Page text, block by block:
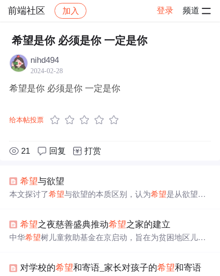
前端社区 加入 登录 频道
社区 前端社区 感慨 帖子详情
希望是你 必须是你 一定是你
nihd494
2024-02-28
希望是你 必须是你 一定是你
给本帖投票
21 回复 打赏
希望与欲望
本文探讨了希望与欲望的本质区别，认为希望是从欲望层
的基础上，人们应该更多地朝着希望 的方向前进。
希望之夜慈善盛典推动希望之家的建立
中华希望树儿童救助基金在京启动，旨在为贫困地区儿童
和营养品。王晓棠、刘烨等嘉宾通过义卖支持基金。
对学校的希望和寄语_家长对孩子的希望和寄语